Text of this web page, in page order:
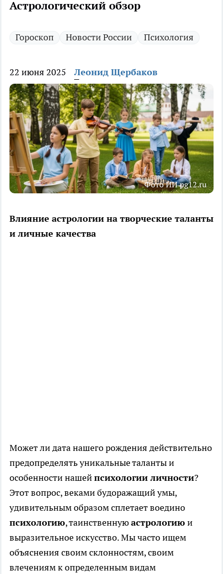
Астрологический обзор
Гороскоп Новости России Психология
22 июня 2025 Леонид Щербаков
Фото ИИ pg12.ru
Влияние астрологии на творческие таланты
и личные качества
Может ли дата нашего рождения действительно
предопределять уникальные таланты и
особенности нашейпсихологии личности?
Этот вопрос, веками будоражащий умы,
удивительным образом сплетает воедино
психологию, таинственнуюастрологию и
выразительное искусство. Мы часто ищем
объяснения своим склонностям, своим
влечениям к определенным видам